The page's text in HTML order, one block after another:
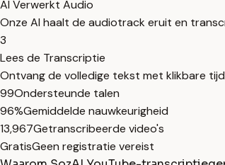
AI Verwerkt Audio
Onze AI haalt de audiotrack eruit en
3
Lees de Transcriptie
Ontvang de volledige tekst met klikbare
99Ondersteunde talen
96%Gemiddelde nauwkeurigheid
13,967Getranscribeerde video's
GratisGeen registratie vereist